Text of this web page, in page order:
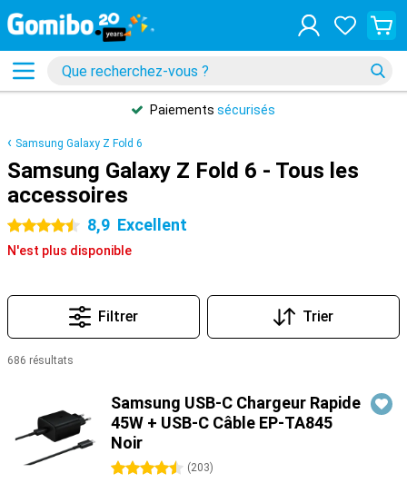
Paiements sécurisés
Samsung Galaxy Z Fold 6
Samsung Galaxy Z Fold 6 - Tous les
accessoires
4.5 étoiles 8,9 Excellent
N'est plus disponible
Filtrer Trier
686 résultats
Samsung USB-C Chargeur Rapide
45W + USB-C Câble EP-TA845
Noir
4.5 étoiles (203)